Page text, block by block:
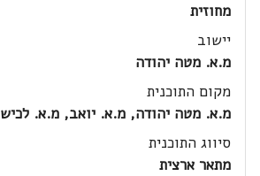
מחוזית
יישוב
מ.א. מטה יהודה
מקום התוכנית
מ.א. מטה יהודה, מ.א. יואב, מ.א. לכיש
סיווג התוכנית
מתאר ארצית